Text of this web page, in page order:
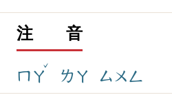
注 音
ㄇㄚ
ˇ
ㄌㄚ ㄙㄨㄥ